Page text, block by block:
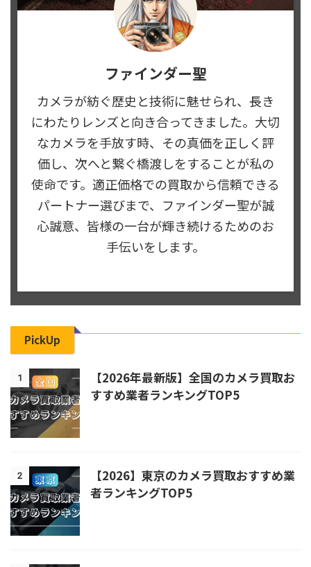
ファインダー聖
カメラが紡ぐ歴史と技術に魅せられ、長き
にわたりレンズと向き合ってきました。大切
なカメラを手放す時、その真価を正しく評
価し、次へと繋ぐ橋渡しをすることが私の
使命です。適正価格での買取から信頼できる
パートナー選びまで、ファインダー聖が誠
心誠意、皆様の一台が輝き続けるためのお
手伝いをします。
PickUp
1
【2026年最新版】全国のカメラ買取お
すすめ業者ランキングTOP5
2
【2026】東京のカメラ買取おすすめ業
者ランキングTOP5